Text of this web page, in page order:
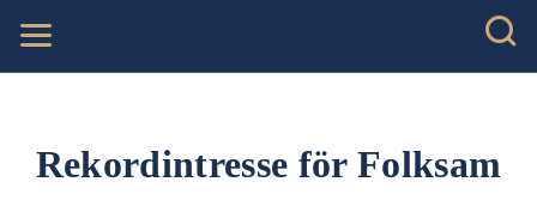
Rekordintresse för Folksam